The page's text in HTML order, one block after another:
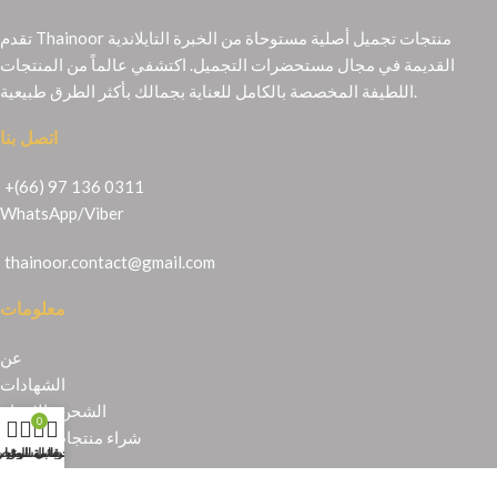
تقدم Thainoor منتجات تجميل أصلية مستوحاة من الخبرة التايلاندية
القديمة في مجال مستحضرات التجميل. اكتشفي عالماً من المنتجات
اللطيفة المخصصة بالكامل للعناية بجمالك بأكثر الطرق طبيعية.
اتصل بنا
+(66) 97 136 0311
WhatsApp/Viber
thainoor.contact@gmail.com
معلومات
عن
الشهادات
الشحن والإرجاع
شراء منتجات تايلندية
قائمة
0
عربة التسوق
حسابي